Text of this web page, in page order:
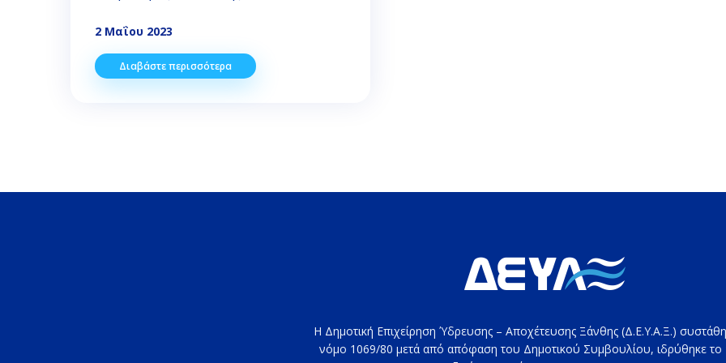
2 Μαΐου 2023
Διαβάστε περισσότερα
Η Δημοτική Επιχείρηση Ύδρευσης – Αποχέτευσης Ξάνθης (Δ.Ε.Υ.Α.Ξ.)
νόμο 1069/80 μετά από απόφαση του Δημοτικού Συμβουλίου, ιδρύθηκε το